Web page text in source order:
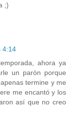
;)
4:14
ahora ya
un parón porque
termine y me
me encantó y los
así que no creo